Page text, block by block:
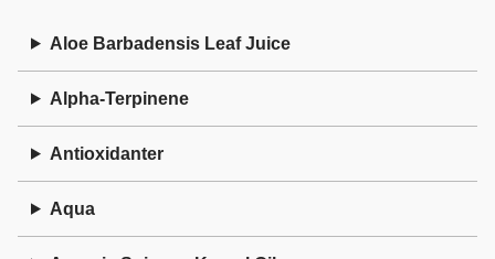
Aloe Barbadensis Leaf Juice
Alpha-Terpinene
Antioxidanter
Aqua